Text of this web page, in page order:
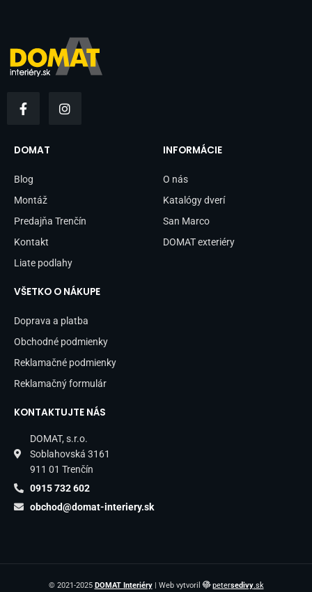
a
b
o
k
-
n
DOMAT
Blog
Montáž
Predajňa Trenčín
Kontakt
Liate podlahy
INFORMÁCIE
O nás
Katalógy dverí
San Marco
DOMAT exteriéry
VŠETKO O NÁKUPE
Doprava a platba
Obchodné podmienky
Reklamačné podmienky
Reklamačný formulár
KONTAKTUJTE NÁS
DOMAT, s.r.o.
Soblahovská 3161
911 01 Trenčín
0915 732 602
obchod@domat-interiery.sk
© 2021-2025 DOMAT Interiéry| Web vytvoril petersedivy.sk